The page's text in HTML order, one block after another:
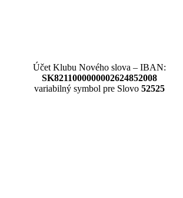
Účet Klubu Nového slova – IBAN:
SK8211000000002624852008
variabilný symbol pre Slovo 52525